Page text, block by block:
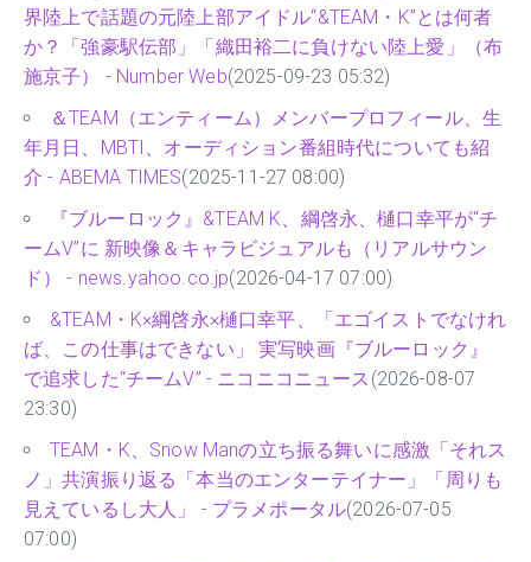
界陸上で話題の元陸上部アイドル“&TEAM・K”とは何者
か？「強豪駅伝部」「織田裕二に負けない陸上愛」（布
施京子） - Number Web(2025-09-23 05:32)
＆TEAM（エンティーム）メンバープロフィール、生
年月日、MBTI、オーディション番組時代についても紹
介 - ABEMA TIMES(2025-11-27 08:00)
『ブルーロック』&TEAM K、綱啓永、樋口幸平が“チ
ームV”に 新映像＆キャラビジュアルも（リアルサウン
ド） - news.yahoo.co.jp(2026-04-17 07:00)
&TEAM・K×綱啓永×樋口幸平、「エゴイストでなけれ
ば、この仕事はできない」 実写映画『ブルーロック』
で追求した“チームV” - ニコニコニュース (2026-08-07
23:30)
TEAM・K、Snow Manの立ち振る舞いに感激「それス
ノ」共演振り返る「本当のエンターテイナー」「周りも
見えているし大人」 - プラメポータル(2026-07-05
07:00)